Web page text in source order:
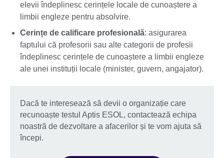
elevii îndeplinesc cerințele locale de cunoaștere a
limbii engleze pentru absolvire.
Cerințe de calificare profesională: asigurarea
faptului că profesorii sau alte categorii de profesii
îndeplinesc cerințele de cunoaștere a limbii engleze
ale unei instituții locale (minister, guvern, angajator).
Dacă te interesează să devii o organizație care
recunoaște testul Aptis ESOL, contactează echipa
noastră de dezvoltare a afacerilor și te vom ajuta să
începi.